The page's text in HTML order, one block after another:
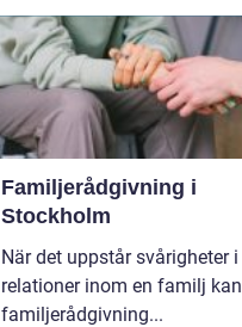
Familjerådgivning i
Stockholm
När det uppstår svårigheter i
relationer inom en familj kan
familjerådgivning...